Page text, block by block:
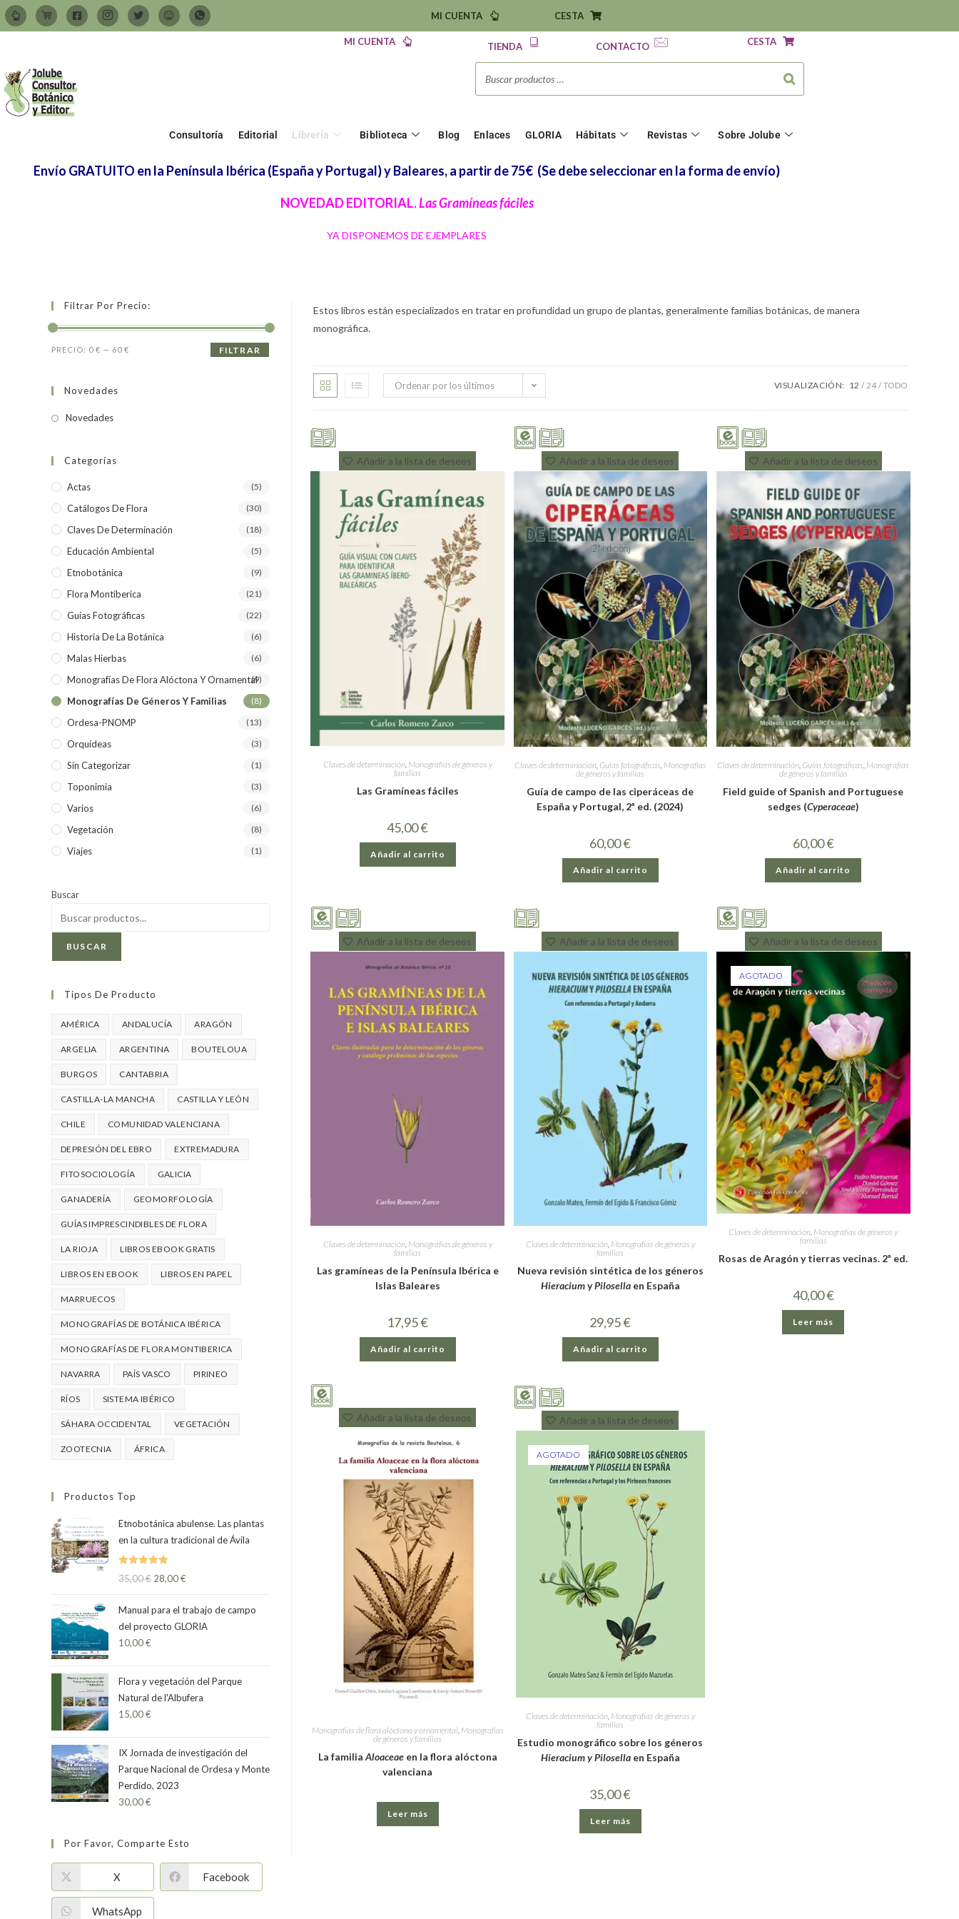
MI CUENTA CESTA
MI CUENTA TIENDA CONTACTO CESTA
Consultoría Editorial Librería Biblioteca Blog Enlaces GLORIA Hábitats Revistas Sobre Jolube
Envío GRATUITO en la Península Ibérica (España y Portugal) y Baleares, a partir de 75€ (Se debe seleccionar en la forma de envío)
NOVEDAD EDITORIAL.Las Gramíneas fáciles
YA DISPONEMOS DE EJEMPLARES
Estos libros están especializados en tratar en profundidad un grupo de plantas, generalmente familias botánicas, de manera
monográfica.
Ordenar por los últimos VISUALIZACIÓN: 12 24 TODO
Añadir a la lista de deseos
Claves de determinación, Monografías de géneros y
familias
Las Gramíneas fáciles
45,00€
Añadir al carrito
Añadir a la lista de deseos
Claves de determinación, Guías fotográficas Monografías
de géneros y familias
Guía de campo de las ciperáceas de
España y Portugal, 2ª ed. (2024)
60,00€
Añadir al carrito
Añadir a la lista de deseos
Claves de determinación Guías fotográficas Monografías
de géneros y familias
Field guide of Spanish and Portuguese
sedges (Cyperaceae)
60,00€
Añadir al carrito
Añadir a la lista de deseos
Claves de determinación, Monografías de géneros y
familias
Las gramíneas de la Península Ibérica e
Islas Baleares
17,95€
Añadir al carrito
Añadir a la lista de deseos
Claves de determinación, Monografías de géneros y
familias
Nueva revisión sintética de los géneros
HieraciumyPilosellaen España
29,95€
Añadir al carrito
Añadir a la lista de deseos
AGOTADO
Claves de determinación, Monografías de géneros y
familias
Rosas de Aragón y tierras vecinas. 2ª ed.
40,00€
Leer más
Añadir a la lista de deseos
Monografías de flora alóctona y ornamental, Monografías
de géneros y familias
La familia Aloaceaeen la flora alóctona
valenciana
Leer más
Añadir a la lista de deseos
AGOTADO
Claves de determinación, Monografías de géneros y
familias
Estudio monográfico sobre los géneros
Hieracium y Pilosellaen España
35,00€
Leer más
Filtrar Por Precio:
FILTRAR
PRECIO: 0 € — 60 €
Novedades
Novedades
Categorías
Actas (5)
Catálogos De Flora (30)
Claves De Determinación (18)
Educación Ambiental (5)
Etnobotánica (9)
Flora Montiberica (21)
Guías Fotográficas (22)
Historia De La Botánica (6)
Malas Hierbas (6)
Monografías De Flora Alóctona Y Ornamental(9)
Monografías De Géneros Y Familias (8)
Ordesa-PNOMP (13)
Orquídeas (3)
Sin Categorizar (1)
Toponimia (3)
Varios (6)
Vegetación (8)
Viajes (1)
Buscar
BUSCAR
Tipos De Producto
AMÉRICA ANDALUCÍA ARAGÓN
ARGELIA ARGENTINA BOUTELOUA
BURGOS CANTABRIA
CASTILLA-LA MANCHA CASTILLA Y LEÓN
CHILE COMUNIDAD VALENCIANA
DEPRESIÓN DEL EBRO EXTREMADURA
FITOSOCIOLOGÍA GALICIA
GANADERÍA GEOMORFOLOGÍA
GUÍAS IMPRESCINDIBLES DE FLORA
LA RIOJA LIBROS EBOOK GRATIS
LIBROS EN EBOOK LIBROS EN PAPEL
MARRUECOS
MONOGRAFÍAS DE BOTÁNICA IBÉRICA
MONOGRAFÍAS DE FLORA MONTIBERICA
NAVARRA PAÍS VASCO PIRINEO
RÍOS SISTEMA IBÉRICO
SÁHARA OCCIDENTAL VEGETACIÓN
ZOOTECNIA ÁFRICA
Productos Top
Etnobotánica abulense. Las plantas
en la cultura tradicional de Ávila
Valorado
35,00€ 28,00€
Manual para el trabajo de campo
del proyecto GLORIA
10,00€
Flora y vegetación del Parque
Natural de l'Albufera
15,00€
IX Jornada de investigación del
Parque Nacional de Ordesa y Monte
Perdido, 2023
30,00€
Por Favor, Comparte Esto
X Facebook
WhatsApp